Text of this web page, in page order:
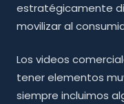
estratégicamente
movilizar al
Los videos
tener elementos
siempre incluimos